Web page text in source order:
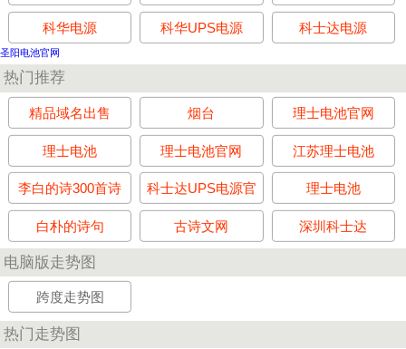
科华电源 科华UPS电源 科士达电源
圣阳电池官网
热门推荐
精品域名出售 烟台 理士电池官网
理士电池 理士电池官网 江苏理士电池
李白的诗300首诗
科士达UPS电源官
网
理士电池
白朴的诗句 古诗文网 深圳科士达
电脑版走势图
跨度走势图
热门走势图